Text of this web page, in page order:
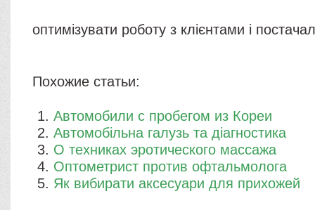
оптимізувати роботу з клієнтами і
Похожие статьи:
Автомобили с пробегом из Кореи
Автомобільна галузь та діагностика
О техниках эротического массажа
​Оптометрист против офтальмолога
Як вибирати аксесуари для прихожей